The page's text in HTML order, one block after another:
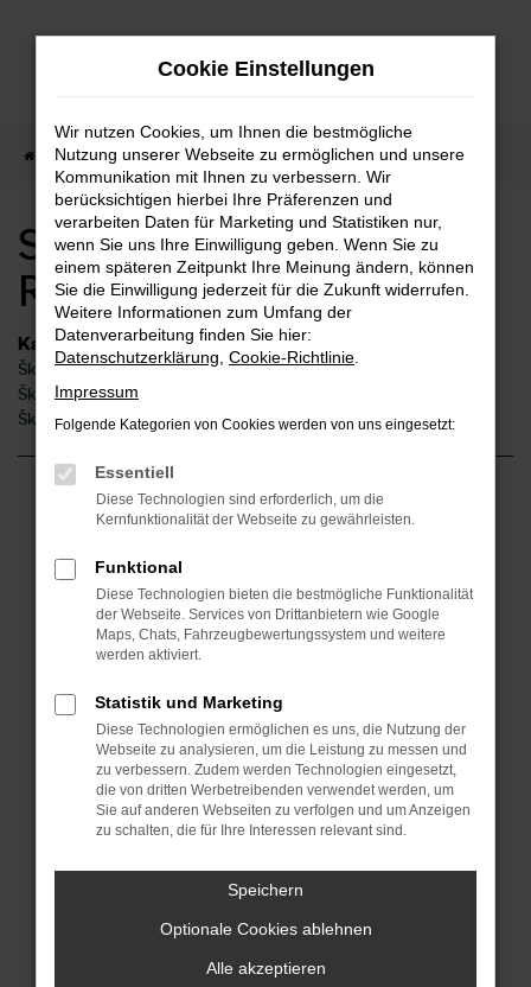
Zum
Startseite Remshalden Škoda Skoda Octavia Remshalden
Skoda Octavia
Remshalden
Kategorie
Škoda Octavia Gebrauchtwagen Remshalden
Škoda Octavia Remshalden
Škoda Octavia Neuwagen Remshalden
Fehler: Network Error
Beim Laden ist ein Fehler aufgetreten.
Hier sind ein paar Tipps, die dir helfen können:
Überprüfe deine Firewall und deine
Internetverbindung.
Suchmaschine?
Prüfe deine Browsererweiterungen.
Manche Erweiterungen, wie Werbeblocker,
können das Laden bestimmter Seiten
verhindern. Funktioniert die Seite in einem
Fenster?
Das kann manchmal helfen, vorübergehende
Probleme zu beheben.
Cookie Einstellungen
Wir nutzen Cookies, um Ihnen die bestmögliche
Nutzung unserer Webseite zu ermöglichen und unsere
Kommunikation mit Ihnen zu verbessern. Wir
berücksichtigen hierbei Ihre Präferenzen und
verarbeiten Daten für Marketing und Statistiken nur,
wenn Sie uns Ihre Einwilligung geben. Wenn Sie zu
einem späteren Zeitpunkt Ihre Meinung ändern, können
Sie die Einwilligung jederzeit für die Zukunft widerrufen.
Weitere Informationen zum Umfang der
Datenverarbeitung finden Sie hier:
Datenschutzerklärung Cookie-Richtlinie
Impressum
Folgende Kategorien von Cookies werden von uns eingesetzt:
Essentiell
Diese Technologien sind erforderlich, um die
Kernfunktionalität der Webseite zu gewährleisten.
Funktional
Diese Technologien bieten die bestmögliche Funktionalität
der Webseite. Services von Drittanbietern wie Google
Maps, Chats, Fahrzeugbewertungssystem und weitere
werden aktiviert.
Statistik und Marketing
Diese Technologien ermöglichen es uns, die Nutzung der
Webseite zu analysieren, um die Leistung zu messen und
zu verbessern. Zudem werden Technologien eingesetzt,
die von dritten Werbetreibenden verwendet werden, um
Sie auf anderen Webseiten zu verfolgen und um Anzeigen
zu schalten, die für Ihre Interessen relevant sind.
Speichern
Optionale Cookies ablehnen
Alle akzeptieren